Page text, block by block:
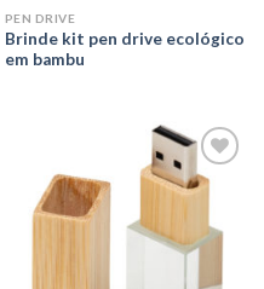
PEN DRIVE
Brinde kit pen drive ecológico
em bambu
Adicionar
aos meus